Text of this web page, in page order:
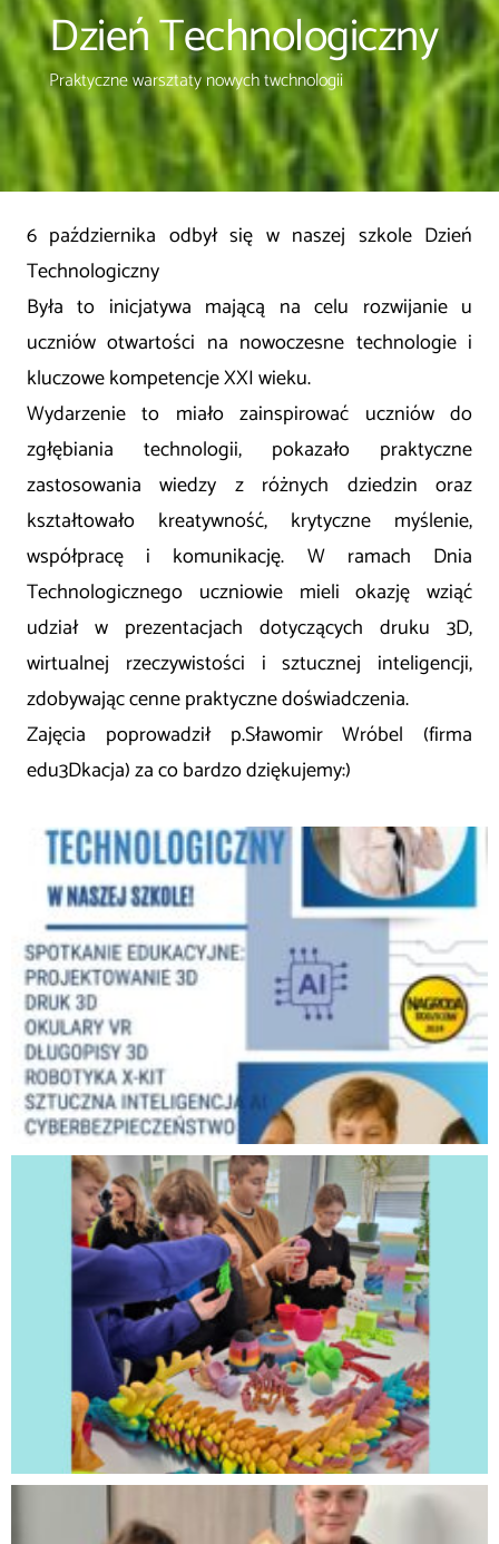
Dzień Technologiczny
Praktyczne warsztaty nowych twchnologii
6 października odbył się w naszej szkole Dzień
Technologiczny
Była to inicjatywa mającą na celu rozwijanie u
uczniów otwartości na nowoczesne technologie i
kluczowe kompetencje XXI wieku.
Wydarzenie to miało zainspirować uczniów do
zgłębiania technologii, pokazało praktyczne
zastosowania wiedzy z różnych dziedzin oraz
kształtowało kreatywność, krytyczne myślenie,
współpracę i komunikację. W ramach Dnia
Technologicznego uczniowie mieli okazję wziąć
udział w prezentacjach dotyczących druku 3D,
wirtualnej rzeczywistości i sztucznej inteligencji,
zdobywając cenne praktyczne doświadczenia.
Zajęcia poprowadził p.Sławomir Wróbel (firma
edu3Dkacja) za co bardzo dziękujemy:)